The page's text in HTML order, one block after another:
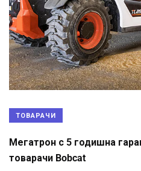
ТОВАРАЧИ
Мегатрон с 5 годишна
товарачи Bobcat